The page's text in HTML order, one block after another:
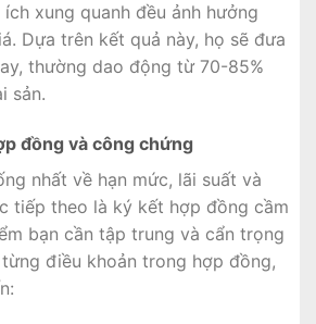
xung quanh đều ảnh hưởng
Dựa trên kết quả này, họ sẽ đưa
thường dao động từ 70-85%
sản.
đồng và công chứng
nhất về hạn mức, lãi suất và
tiếp theo là ký kết hợp đồng cầm
bạn cần tập trung và cẩn trọng
điều khoản trong hợp đồng,